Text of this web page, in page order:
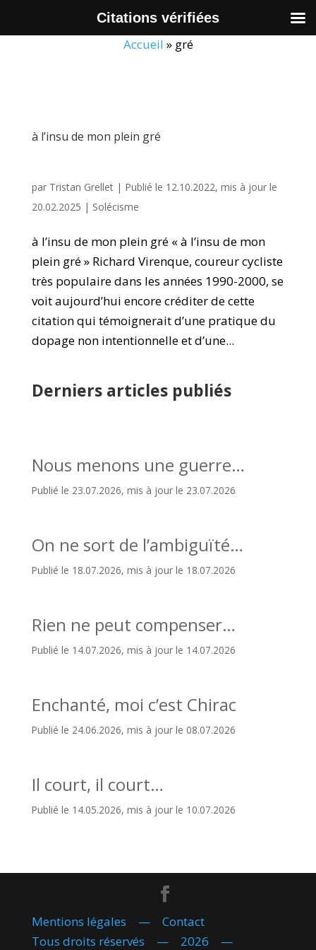
Accueil » gré
à l’insu de mon plein gré
par Tristan Grellet| Publié le 12.10.2022, mis à jour le
20.02.2025 | Solécisme
à l’insu de mon plein gré « à l’insu de mon
plein gré » Richard Virenque, coureur cycliste
très populaire dans les années 1990-2000, se
voit aujourd’hui encore créditer de cette
citation qui témoignerait d’une pratique du
dopage non intentionnelle et d’une...
Derniers articles publiés
Nous menons une guerre…
Publié le 23.07.2026, mis à jour le 23.07.2026
On ne sort de l’ambiguïté…
Publié le 18.07.2026, mis à jour le 18.07.2026
Rien ne peut compenser…
Publié le 14.07.2026, mis à jour le 14.07.2026
Enchanté, moi c’est Chirac
Publié le 24.06.2026, mis à jour le 08.07.2026
Il court, il court…
Publié le 14.05.2026, mis à jour le 10.07.2026
Mentions légales — Contact
Tous droits réservés — 2026 —
Citations vérifiées